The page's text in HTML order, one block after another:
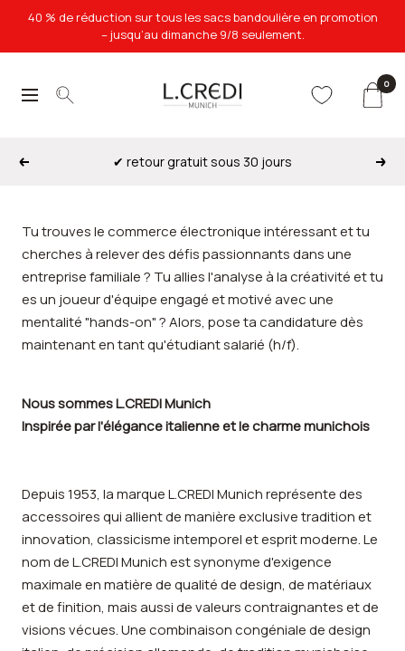
Passer
contenu
40 % de réduction sur tous les sacs bandoulière en promotion
– jusqu’au dimanche 9/8 seulement.
Navigation
L.Credi
Munich
0
Précédent ✔ retour gratuit sous 30 jours
Tu trouves le commerce électronique intéressant et tu
cherches à relever des défis passionnants dans une
entreprise familiale ? Tu allies l'analyse à la créativité et tu
es un joueur d'équipe engagé et motivé avec une
mentalité "hands-on" ? Alors, pose ta candidature dès
maintenant en tant qu'étudiant salarié (h/f).
Nous sommes L.CREDI Munich
Inspirée par l'élégance italienne et le charme munichois
Depuis 1953, la marque L.CREDI Munich représente des
accessoires qui allient de manière exclusive tradition et
innovation, classicisme intemporel et esprit moderne. Le
nom de L.CREDI Munich est synonyme d'exigence
maximale en matière de qualité de design, de matériaux
et de finition, mais aussi de valeurs contraignantes et de
visions vécues. Une combinaison congéniale de design